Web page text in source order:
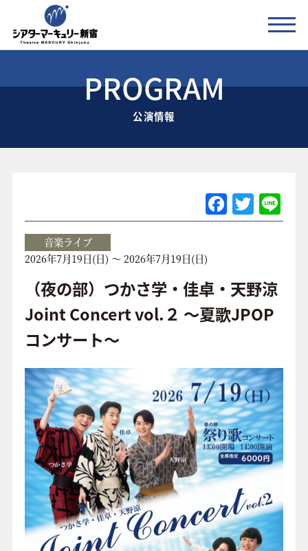
公演情報
アクセス
協賛企業 / 運営会社
お問い合わせ
FAQ
PROGRAM
公演情報
F
a
b
o
T
w
音楽ライブ
2026年7月19日(日) ～ 2026年7月19日(日)
（夜の部）つかさ学・佳卓・天野涼
Joint Concert vol.２ ～夏歌JPOP
コンサート～